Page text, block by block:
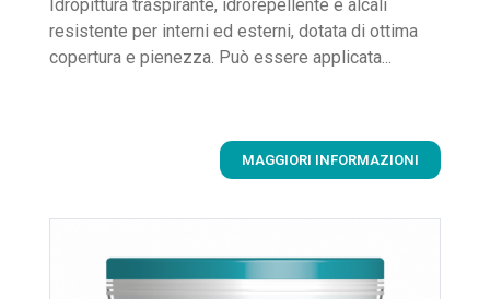
Idropittura traspirante, idrorepellente e alcali
resistente per interni ed esterni, dotata di ottima
copertura e pienezza. Può essere applicata...
MAGGIORI INFORMAZIONI